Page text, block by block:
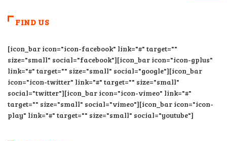
FIND US
[icon_bar icon="icon-facebook" link="#" target=""
size="small" social="facebook"][icon_bar icon="icon-gplus"
link="#" target="" size="small" social="google"][icon_bar
icon="icon-twitter" link="#" target="" size="small"
social="twitter"][icon_bar icon="icon-vimeo" link="#"
target="" size="small" social="vimeo"][icon_bar icon="icon-
play" link="#" target="" size="small" social="youtube"]